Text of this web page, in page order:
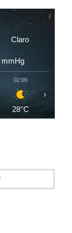
Claro
mmHg
02:00
28°C 27°C
›